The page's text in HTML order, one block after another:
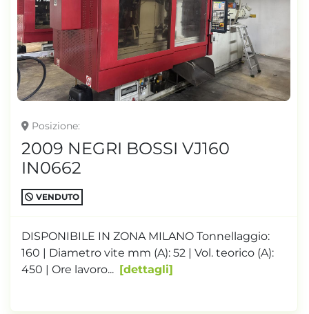
Posizione
2009 NEGRI BOSSI VJ160
IN0662
VENDUTO
DISPONIBILE IN ZONA MILANO Tonnellaggio:
160 | Diametro vite mm (A): 52 | Vol. teorico (A):
450 | Ore lavoro...
dettagli